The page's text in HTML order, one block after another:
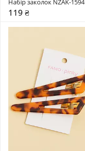
Набір заколок NZAK-1594
119 ₴